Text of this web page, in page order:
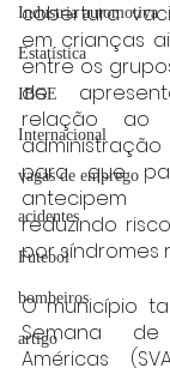
Industria automotiva
Estatística
IBGE
Internacional
vagas de emprego
acidentes
Futebol
bombeiros
artigo
cobertura
em crianças
entre os
de
relação ao
para que
reduzindo
por síndromes
O município
Semana
Américas